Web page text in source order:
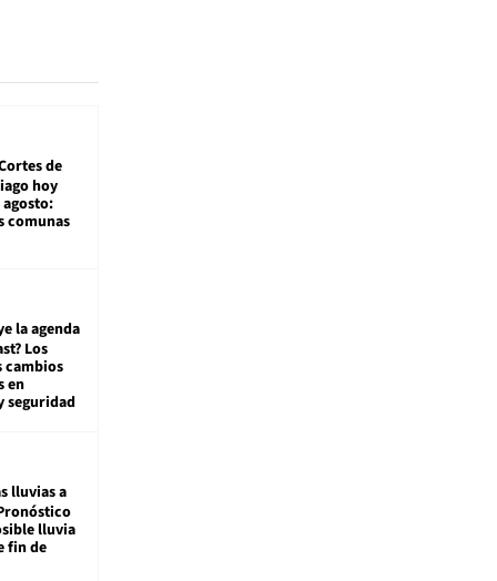
de
hoy
agosto:
comunas
la agenda
Los
cambios
en
seguridad
lluvias a
lluvia
fin de